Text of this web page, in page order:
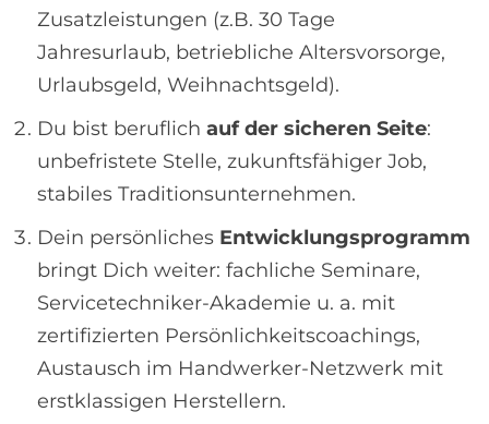
Zusatzleistungen (z.B. 30 Tage
Jahresurlaub, betriebliche Altersvorsorge,
Urlaubsgeld, Weihnachtsgeld).
Du bist beruflich auf der sicheren Seite:
unbefristete Stelle, zukunftsfähiger Job,
stabiles Traditionsunternehmen.
Dein persönliches Entwicklungsprogramm
bringt Dich weiter: fachliche Seminare,
Servicetechniker-Akademie u. a. mit
zertifizierten Persönlichkeitscoachings,
Austausch im Handwerker-Netzwerk mit
erstklassigen Herstellern.